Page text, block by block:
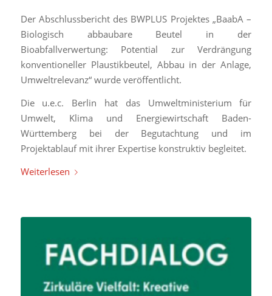
Der Abschlussbericht des BWPLUS Projektes „BaabA –
Biologisch abbaubare Beutel in der
Bioabfallverwertung: Potential zur Verdrängung
konventioneller Plaustikbeutel, Abbau in der Anlage,
Umweltrelevanz“ wurde veröffentlicht.
Die u.e.c. Berlin hat das Umweltministerium für
Umwelt, Klima und Energiewirtschaft Baden-
Württemberg bei der Begutachtung und im
Projektablauf mit ihrer Expertise konstruktiv begleitet.
Weiterlesen